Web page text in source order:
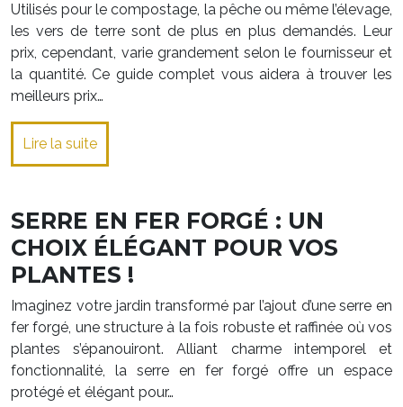
Utilisés pour le compostage, la pêche ou même l’élevage,
les vers de terre sont de plus en plus demandés. Leur
prix, cependant, varie grandement selon le fournisseur et
la quantité. Ce guide complet vous aidera à trouver les
meilleurs prix…
Lire la suite
SERRE EN FER FORGÉ : UN
CHOIX ÉLÉGANT POUR VOS
PLANTES !
Imaginez votre jardin transformé par l’ajout d’une serre en
fer forgé, une structure à la fois robuste et raffinée où vos
plantes s’épanouiront. Alliant charme intemporel et
fonctionnalité, la serre en fer forgé offre un espace
protégé et élégant pour…